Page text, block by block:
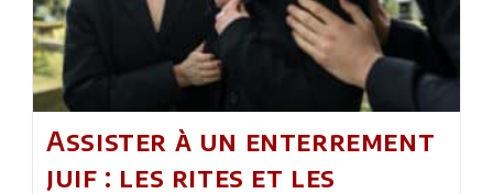
Assister à un enterrement
juif : les rites et les